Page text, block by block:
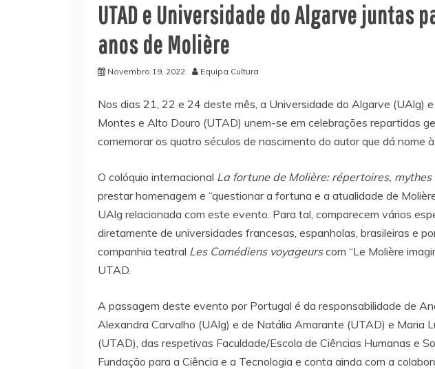
UTAD e Universidade do Algarve juntas
anos de Molière
Novembro 19, 2022 Equipa Cultura
Nos dias 21, 22 e 24 deste mês, a Universidade do Algarve (UAlg)
Montes e Alto Douro (UTAD) unem-se em celebrações repartidas
comemorar os quatro séculos de nascimento do autor que dá nome
O colóquio internacional La fortune de Molière: répertoires,
prestar homenagem e “questionar a fortuna e a atualidade de
UAlg relacionada com este evento. Para tal, comparecem vários
diretamente de universidades francesas, espanholas, brasileiras e
companhia teatral Les Comédiens voyageurscom “Le Molière
UTAD.
A passagem deste evento por Portugal é da responsabilidade de
Alexandra Carvalho (UAlg) e de Natália Amarante (UTAD) e Maria
(UTAD), das respetivas Faculdade/Escola de Ciências Humanas e
Fundação para a Ciência e a Tecnologia e conta ainda com a